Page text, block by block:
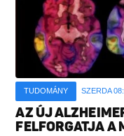
TUDOMÁNY SZERDA
AZ ÚJ
FELFORGATJA A